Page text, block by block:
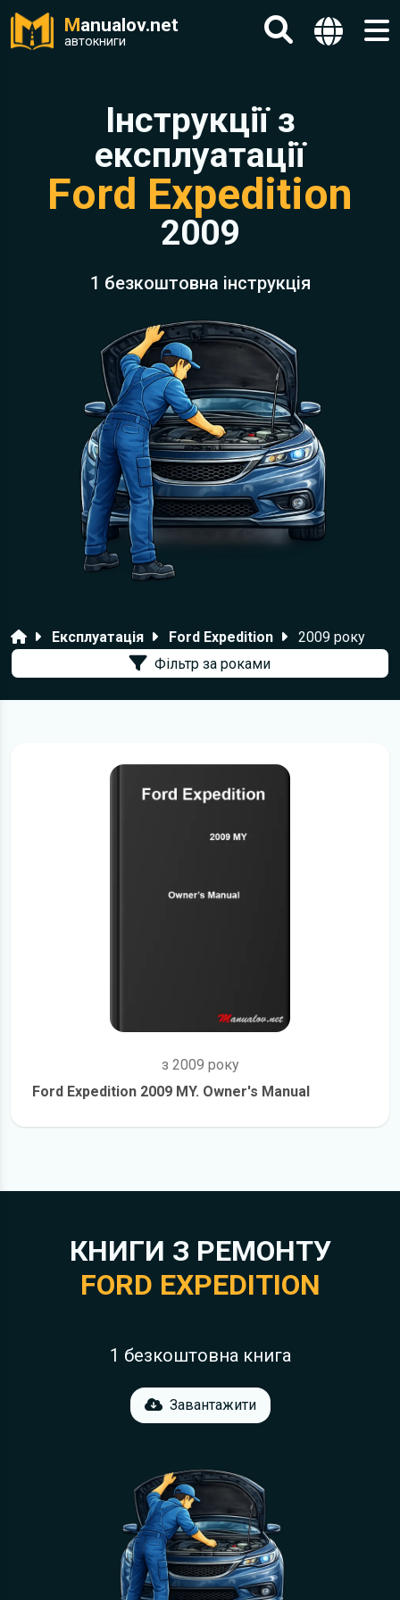
Manualov.net
автокниги
Інструкції з
експлуатації
Ford Expedition
2009
1 безкоштовна інструкція
ГоловнаЕксплуатація Ford Expedition
2009 року
Фільтр за роками
з 2009 року
Ford Expedition 2009 MY. Owner's Manual
КНИГИ З РЕМОНТУ
FORD EXPEDITION
1 безкоштовна книга
Завантажити